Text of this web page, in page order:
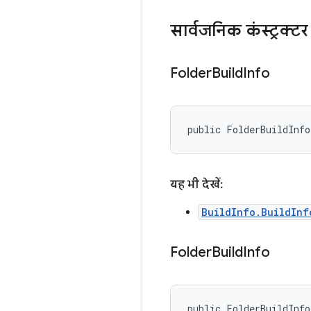
सार्वजनिक कंस्ट्रक्टर
FolderBuildInfo
public
यह भी देखें:
FolderBuildInfo